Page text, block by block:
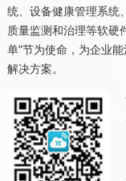
统、设备健康管理系统
质量监测和治理等软硬
单”节为使命，为企业
解决方案。